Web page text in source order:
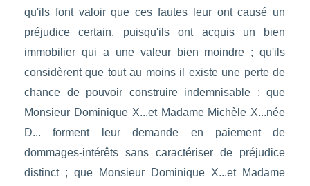
qu'ils font valoir que ces fautes leur ont causé un
préjudice certain, puisqu'ils ont acquis un bien
immobilier qui a une valeur bien moindre ; qu'ils
considèrent que tout au moins il existe une perte de
chance de pouvoir construire indemnisable ; que
Monsieur Dominique X...et Madame Michèle X...née
D... forment leur demande en paiement de
dommages-intérêts sans caractériser de préjudice
distinct ; que Monsieur Dominique X...et Madame